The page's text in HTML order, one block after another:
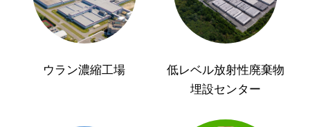
ウラン濃縮工場
低レベル放射性廃棄物
埋設センター